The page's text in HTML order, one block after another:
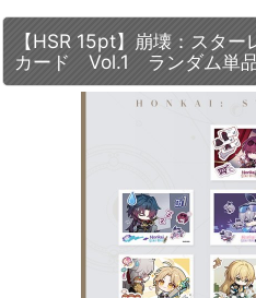
【HSR 15pt】崩壊：スタ
カード Vol.1 ランダム単